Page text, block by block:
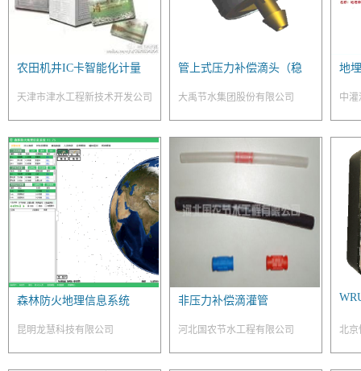
农田机井IC卡智能化计量
天津市津水工程新技术开发公司
管上式压力补偿滴头（稳
大禹节水集团股份有限公司
地
中
森林防火地理信息系统
昆明龙慧科技有限公司
非压力补偿滴灌管
河北国农节水工程有限公司 北京